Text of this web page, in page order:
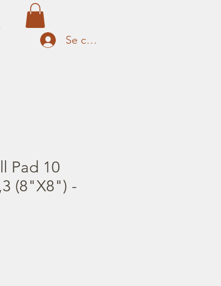
Se connecter
Pad 10
(8"X8") -